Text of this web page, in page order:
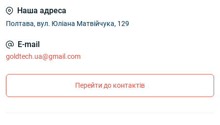
Наша адреса
Полтава, вул. Юліана Матвійчука, 129
E-mail
goldtech.ua@gmail.com
Перейти до контактів